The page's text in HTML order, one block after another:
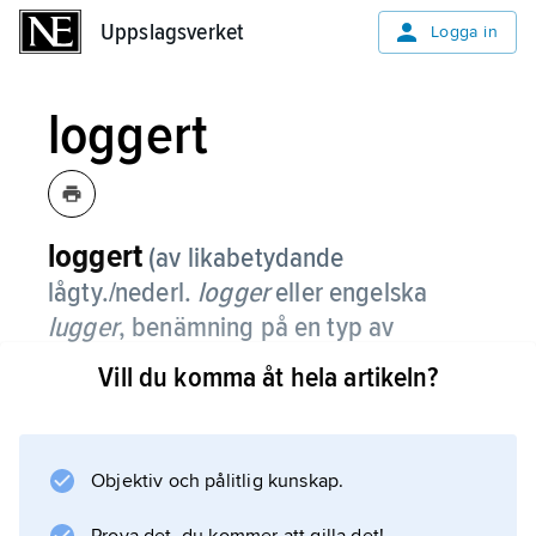
Uppslagsverket Logga in
loggert
loggert (av likabetydande
lågty./nederl. loggereller engelska
lugger, benämning på en typ av
segelbåt), två- eller tremastat fiske-
eller kustfraktfartyg.
trapetsformade seglen (loggertsegel), vars rår
Vill du komma åt hela artikeln?
Objektiv och pålitlig kunskap.